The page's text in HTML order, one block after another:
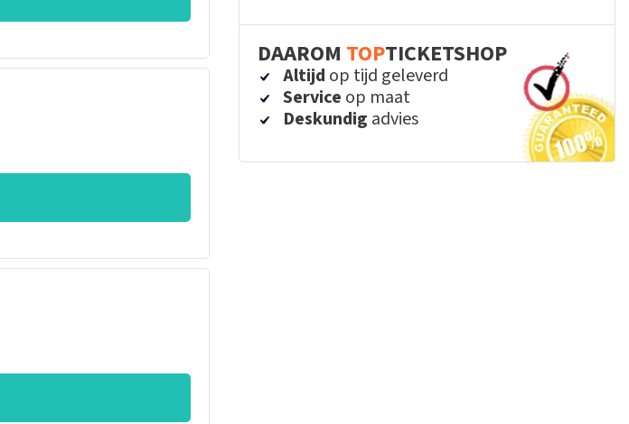
DAAROM TOPTICKETSHOP
Altijd op tijd geleverd
Service op maat
Deskundig advies